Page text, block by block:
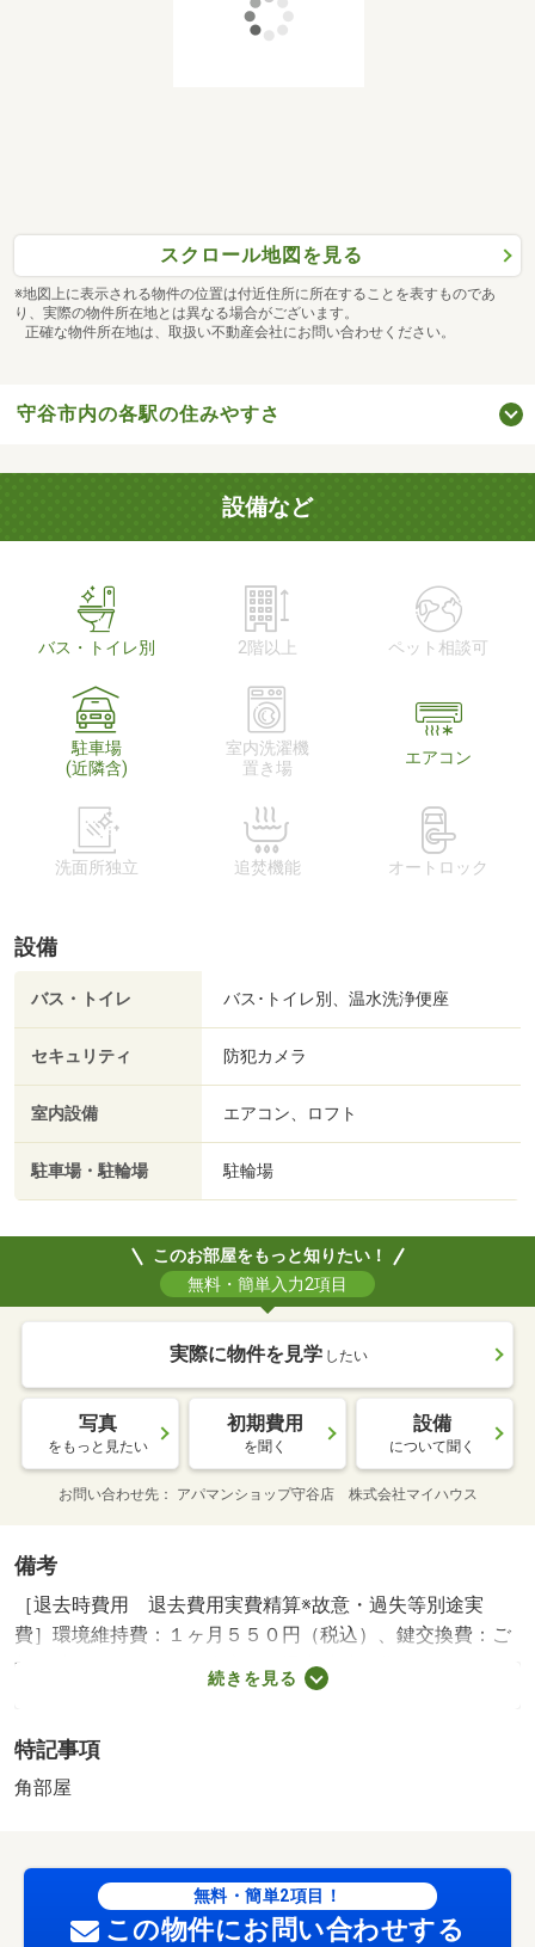
スクロール地図を見る
※地図上に表示される物件の位置は付近住所に所在することを表すものであ
り、実際の物件所在地とは異なる場合がございます。
正確な物件所在地は、取扱い不動産会社にお問い合わせください。
守谷市内の各駅の住みやすさ
設備など
バス・トイレ別 2階以上 ペット相談可
駐車場
(近隣含)
室内洗濯機
置き場
エアコン
洗面所独立 追焚機能 オートロック
設備
バス・トイレ バス･トイレ別、温水洗浄便座
セキュリティ 防犯カメラ
室内設備 エアコン、ロフト
駐車場・駐輪場 駐輪場
このお部屋をもっと知りたい！
無料・簡単入力2項目
実際に物件を見学 したい
写真
をもっと見たい
初期費用
を聞く
設備
について聞く
お問い合わせ先 アパマンショップ守谷店 株式会社マイハウス
備考
［退去時費用 退去費用実費精算※故意・過失等別途実
費］環境維持費：１ヶ月５５０円（税込）、鍵交換費：ご
契約時１６５００円（税込）、退去時清掃費：５２２５０
円（税込）、インターネット利用料：有料、更新手数料：
必須 プラザ賃貸保証 家賃等の１００％または１２
０％ 守谷市立守谷小学校・１０５８ｍ 守谷市立けやき
ー・短期入居ご相談ください。 ご案内はＴＸ守谷駅から
徒歩約２分！アパマンショップ守谷店へ♪ ／加盟団体名：
（公社）茨城県宅地建物取引業協会 公取協名：（公
続きを見る
特記事項
角部屋
無料・簡単2項目！
この物件にお問い合わせする